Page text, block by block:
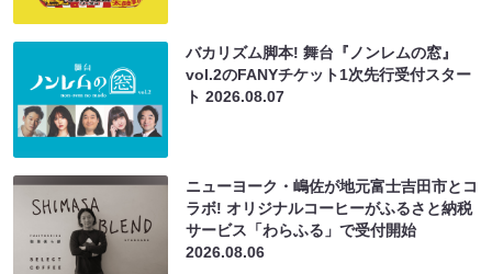
バカリズム脚本! 舞台『ノンレムの窓』
vol.2のFANYチケット1次先行受付スター
ト2026.08.07
ニューヨーク・嶋佐が地元富士吉田市とコ
ラボ! オリジナルコーヒーがふるさと納税
サービス「わらふる」で受付開始
2026.08.06